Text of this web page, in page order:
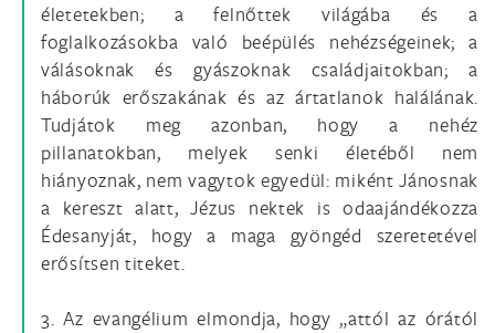
életetekben; a felnőttek világába és a
foglalkozásokba való beépülés nehézségeinek; a
válásoknak és gyászoknak családjaitokban; a
háborúk erőszakának és az ártatlanok halálának.
Tudjátok meg azonban, hogy a nehéz
pillanatokban, melyek senki életéből nem
hiányoznak, nem vagytok egyedül: miként Jánosnak
a kereszt alatt, Jézus nektek is odaajándékozza
Édesanyját, hogy a maga gyöngéd szeretetével
erősítsen titeket.
3. Az evangélium elmondja, hogy „attól az órától